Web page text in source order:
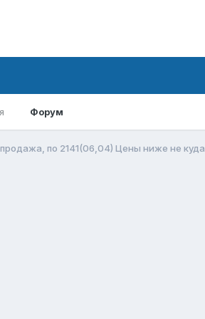
Форум
по 2141(06,04) Цены ниже не куда